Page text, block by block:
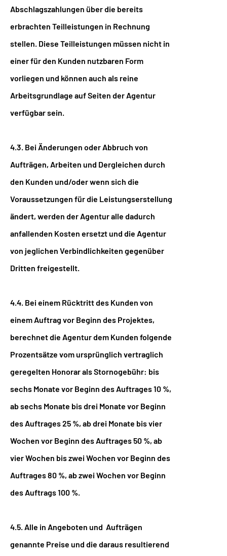
Abschlagszahlungen über die bereits
erbrachten Teilleistungen in Rechnung
stellen. Diese Teilleistungen müssen nicht in
einer für den Kunden nutzbaren Form
vorliegen und können auch als reine
Arbeitsgrundlage auf Seiten der Agentur
verfügbar sein.
4.3. Bei Änderungen oder Abbruch von
Aufträgen, Arbeiten und Dergleichen durch
den Kunden und/oder wenn sich die
Voraussetzungen für die Leistungserstellung
ändert, werden der Agentur alle dadurch
anfallenden Kosten ersetzt und die Agentur
von jeglichen Verbindlichkeiten gegenüber
Dritten freigestellt.
4.4. Bei einem Rücktritt des Kunden von
einem Auftrag vor Beginn des Projektes,
berechnet die Agentur dem Kunden folgende
Prozentsätze vom ursprünglich vertraglich
geregelten Honorar als Stornogebühr: bis
sechs Monate vor Beginn des Auftrages 10 %,
ab sechs Monate bis drei Monate vor Beginn
des Auftrages 25 %, ab drei Monate bis vier
Wochen vor Beginn des Auftrages 50 %, ab
vier Wochen bis zwei Wochen vor Beginn des
Auftrages 80 %, ab zwei Wochen vor Beginn
des Auftrags 100 %.
4.5. Alle in Angeboten und Aufträgen
genannte Preise und die daraus resultierend